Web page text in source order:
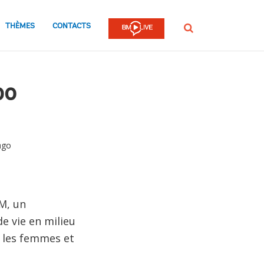
THÈMES CONTACTS Rechercher
un
vie en milieu
femmes et